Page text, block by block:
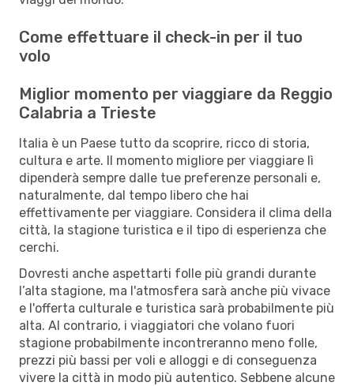
Come effettuare il check-in per il tuo
volo
Miglior momento per viaggiare da Reggio
Calabria a Trieste
Italia è un Paese tutto da scoprire, ricco di storia,
cultura e arte. Il momento migliore per viaggiare lì
dipenderà sempre dalle tue preferenze personali e,
naturalmente, dal tempo libero che hai
effettivamente per viaggiare. Considera il clima della
città, la stagione turistica e il tipo di esperienza che
cerchi.
Dovresti anche aspettarti folle più grandi durante
l’alta stagione, ma l'atmosfera sarà anche più vivace
e l'offerta culturale e turistica sarà probabilmente più
alta. Al contrario, i viaggiatori che volano fuori
stagione probabilmente incontreranno meno folle,
prezzi più bassi per voli e alloggi e di conseguenza
vivere la città in modo più autentico. Sebbene alcune